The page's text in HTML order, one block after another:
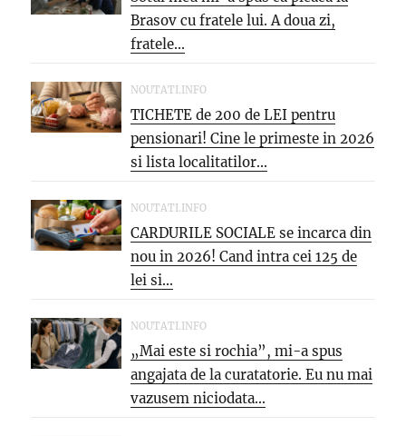
Brasov cu fratele lui. A doua zi,
fratele...
NOUTATI.INFO
TICHETE de 200 de LEI pentru
pensionari! Cine le primeste in 2026
si lista localitatilor...
NOUTATI.INFO
CARDURILE SOCIALE se incarca din
nou in 2026! Cand intra cei 125 de
lei si...
NOUTATI.INFO
„Mai este si rochia”, mi-a spus
angajata de la curatatorie. Eu nu mai
vazusem niciodata...